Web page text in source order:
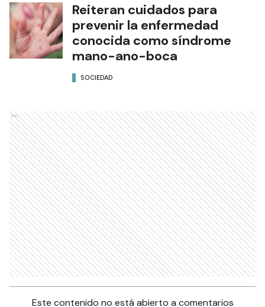
Reiteran cuidados para
prevenir la enfermedad
conocida como síndrome
mano-ano-boca
SOCIEDAD
Ads
Este contenido no está abierto a comentarios